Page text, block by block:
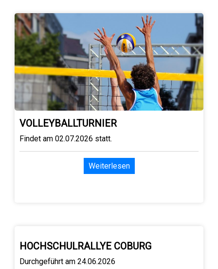
VOLLEYBALLTURNIER
Findet am 02.07.2026 statt.
Weiterlesen
HOCHSCHULRALLYE COBURG
Durchgeführt am 24.06.2026